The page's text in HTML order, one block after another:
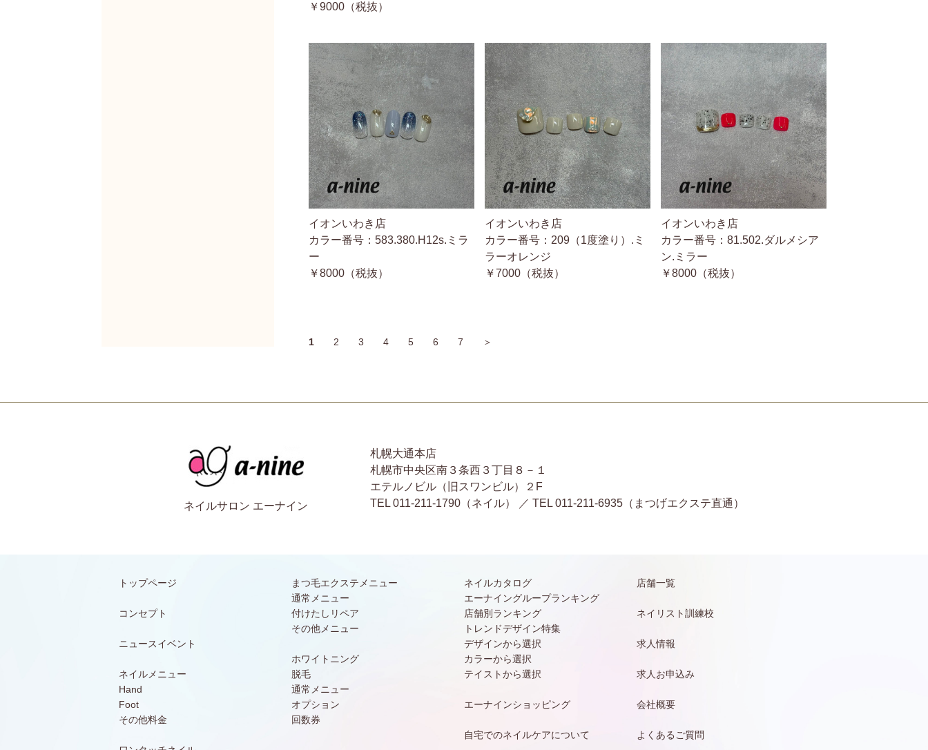
￥9000（税抜）
イオンいわき店
カラー番号：583.380.H12s.ミラ
ー
￥8000（税抜）
イオンいわき店
カラー番号：209（1度塗り）.ミ
ラーオレンジ
￥7000（税抜）
イオンいわき店
カラー番号：81.502.ダルメシア
ン.ミラー
￥8000（税抜）
1 2 3 4 5 6 7 ＞
ネイルサロン エーナイン
札幌大通本店
札幌市中央区南３条西３丁目８－１
エテルノビル（旧スワンビル）２F
TEL 011-211-1790（ネイル） ／ TEL 011-211-6935（まつげエクステ直通）
トップページ
コンセプト
ニュースイベント
ネイルメニュー
Hand
Foot
その他料金
まつ毛エクステメニュー
通常メニュー
付けたしリペア
その他メニュー
ホワイトニング
脱毛
通常メニュー
オプション
回数券
ネイルカタログ
エーナイングループランキング
店舗別ランキング
トレンドデザイン特集
デザインから選択
カラーから選択
テイストから選択
エーナインショッピング
自宅でのネイルケアについて
店舗一覧
ネイリスト訓練校
求人情報
求人お申込み
会社概要
よくあるご質問